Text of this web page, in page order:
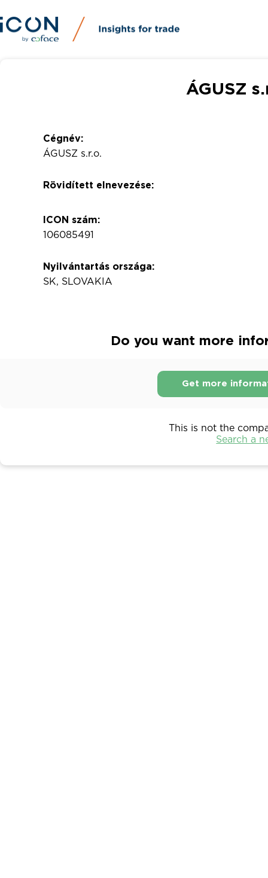
ÁGUSZ
Cégnév:
ÁGUSZ s.r.o.
Rövidített elnevezése:
ICON szám:
106085491
Nyilvántartás országa:
SK, SLOVAKIA
Do you want more
Get more
This is not the
Search a